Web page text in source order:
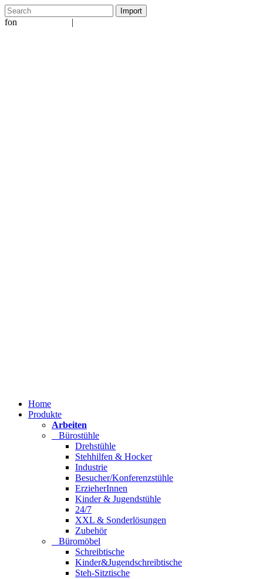
fon |
Home
Produkte
Arbeiten
Bürostühle
Drehstühle
Stehhilfen & Hocker
Industrie
Besucher/Konferenzstühle
ErzieherInnen
Kinder & Jugendstühle
24/7
XXL & Sonderlösungen
Zubehör
Büromöbel
Schreibtische
Kinder&Jugendschreibtische
Steh-Sitztische